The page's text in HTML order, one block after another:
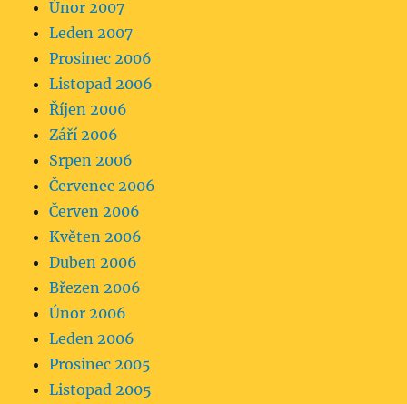
Únor 2007
Leden 2007
Prosinec 2006
Listopad 2006
Říjen 2006
Září 2006
Srpen 2006
Červenec 2006
Červen 2006
Květen 2006
Duben 2006
Březen 2006
Únor 2006
Leden 2006
Prosinec 2005
Listopad 2005